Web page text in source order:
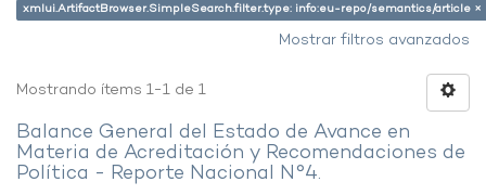
xmlui.ArtifactBrowser.SimpleSearch.filter.type: info:eu-repo/semantics/article ×
Mostrar filtros avanzados
Mostrando ítems 1-1 de 1
Balance General del Estado de Avance en
Materia de Acreditación y Recomendaciones de
Política - Reporte Nacional N°4.